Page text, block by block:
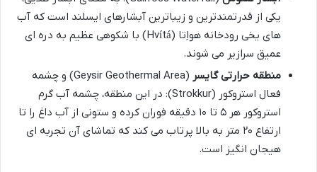
یکی از قدرتمندترین و زیباترین آبشارهای ایسلند است که آب
های یخی رودخانه هواِتا (Hvítá) با شکوهی عظیم به دره ای
عمیق سرازیر می شوند.
منطقه حرارتی گایسر
(Geysir Geothermal Area) و چشمه
فعال استروکور (Strokkur): در این منطقه، چشمه آب گرم
استروکور هر ۵ تا ۱۰ دقیقه فوران کرده و ستونی از آب داغ را تا
ارتفاع ۲۰ متر به بالا پرتاب می کند که تماشای آن تجربه ای
هیجان انگیز است.